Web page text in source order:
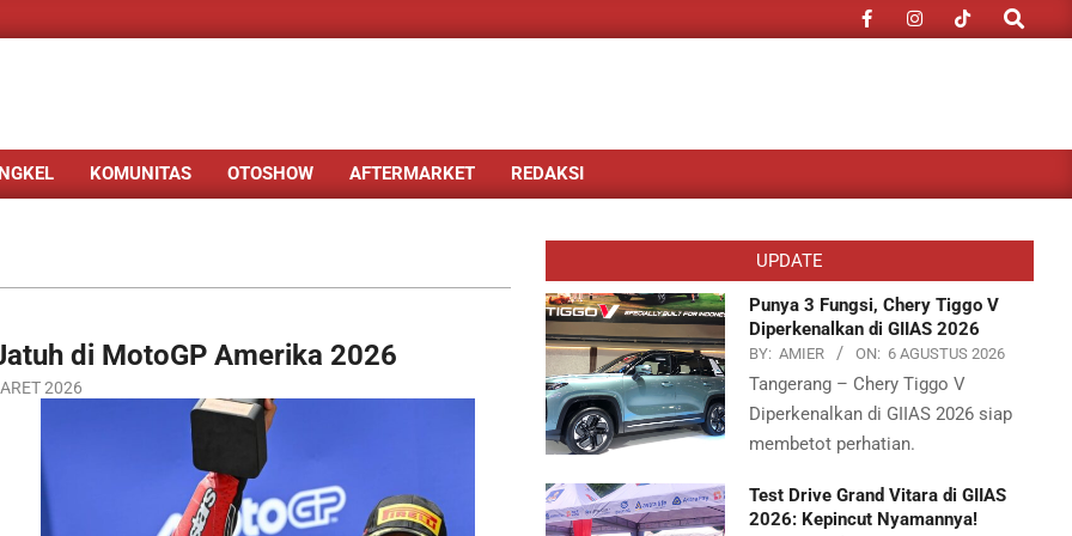
Search
KOMUNITAS OTOSHOW AFTERMARKET REDAKSI
di MotoGP Amerika 2026
2026
UPDATE
Punya 3 Fungsi, Chery Tiggo V
Diperkenalkan di GIIAS 2026
BY: AMIER ON: 6 AGUSTUS 2026
Tangerang – Chery Tiggo V
Diperkenalkan di GIIAS 2026 siap
membetot perhatian.
Test Drive Grand Vitara di GIIAS
2026: Kepincut Nyamannya!